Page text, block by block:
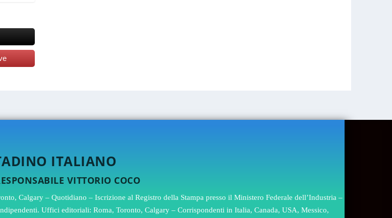
VITTORIO COCO
Calgary – Quotidiano – Iscrizione al Registro della Stampa presso il Ministero Federale dell’Industria –
Uffici editoriali: Roma, Toronto, Calgary – Corrispondenti in Italia, Canada, USA, Messico,